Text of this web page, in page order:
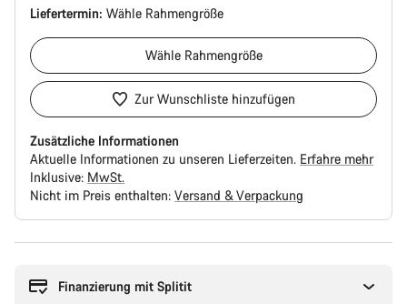
Liefertermin: Wähle Rahmengröße
Wähle Rahmengröße
Zur Wunschliste hinzufügen
Zusätzliche Informationen
Aktuelle Informationen zu unseren Lieferzeiten. Erfahre mehr
Inklusive: MwSt.
Nicht im Preis enthalten: Versand & Verpackung
Finanzierung mit Splitit